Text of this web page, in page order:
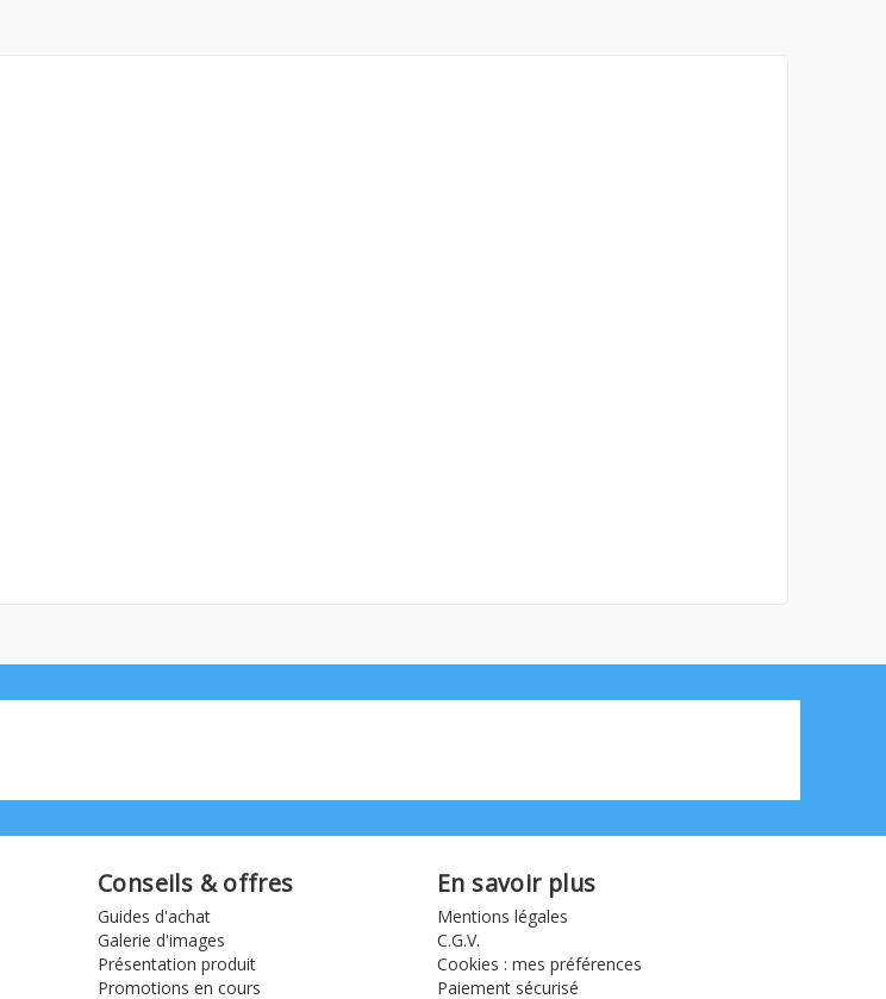
Conseils & offres
Guides d'achat
Galerie d'images
Présentation produit
Promotions en cours
En savoir plus
Mentions légales
C.G.V.
Cookies : mes préférences
Paiement sécurisé